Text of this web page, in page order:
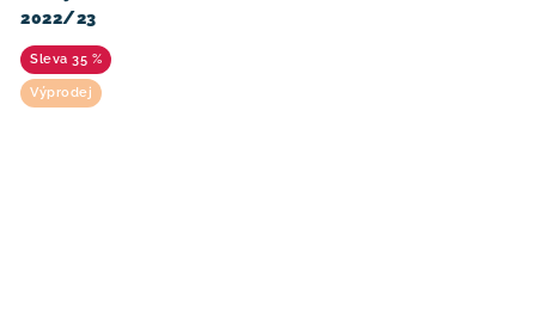
2022/23
35 %
Výprodej